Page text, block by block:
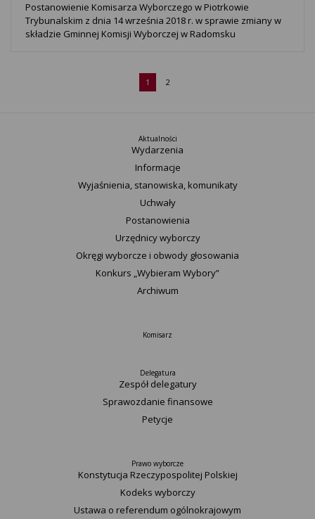
Postanowienie Komisarza Wyborczego w Piotrkowie
Trybunalskim z dnia 14 września 2018 r. w sprawie zmiany w
składzie Gminnej Komisji Wyborczej w Radomsku
1 2
Aktualności
Wydarzenia
Informacje
Wyjaśnienia, stanowiska, komunikaty
Uchwały
Postanowienia
Urzędnicy wyborczy
Okręgi wyborcze i obwody głosowania
Konkurs „Wybieram Wybory”
Archiwum
Komisarz
Delegatura
Zespół delegatury
Sprawozdanie finansowe
Petycje
Prawo wyborcze
Konstytucja Rzeczypospolitej Polskiej​
Kodeks wyborczy
Ustawa o referendum ogólnokrajowym